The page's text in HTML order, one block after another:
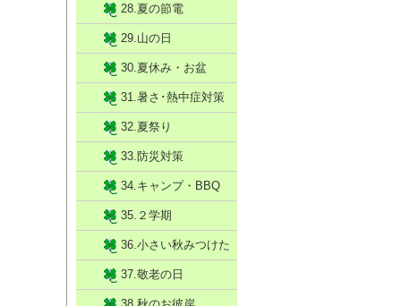
28.夏の節電
29.山の日
30.夏休み・お盆
31.暑さ･熱中症対策
32.夏祭り
33.防災対策
34.キャンプ・BBQ
35.２学期
36.小さい秋みつけた
37.敬老の日
38.秋のお彼岸